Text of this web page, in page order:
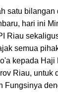
satu
hari ini
Riau
semua
kepada Haji
Riau, untuk
Fungsinya